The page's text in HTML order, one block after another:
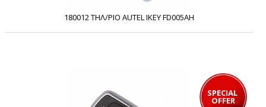
180012 ΤΗΛ/ΡΙΟ AUTEL IKEY FD005AH
SPECIAL
OFFER